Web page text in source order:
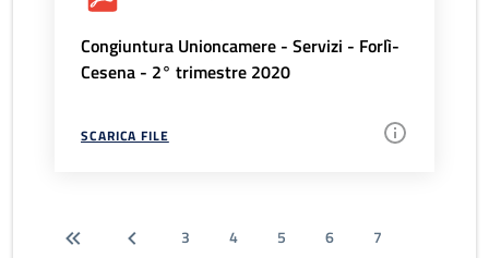
Congiuntura Unioncamere - Servizi - Forlì-
Cesena - 2° trimestre 2020
SCARICA FILE
3 4 5 6
7